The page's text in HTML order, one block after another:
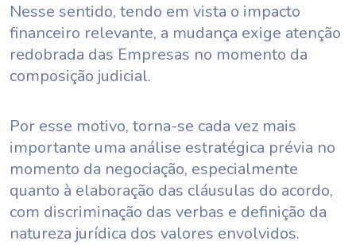
Nesse sentido, tendo em vista o impacto
financeiro relevante, a mudança exige atenção
redobrada das Empresas no momento da
composição judicial.
Por esse motivo, torna-se cada vez mais
importante uma análise estratégica prévia no
momento da negociação, especialmente
quanto à elaboração das cláusulas do acordo,
com discriminação das verbas e definição da
natureza jurídica dos valores envolvidos.